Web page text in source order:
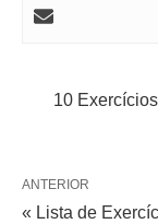
10
ANTERIOR
« Lista de